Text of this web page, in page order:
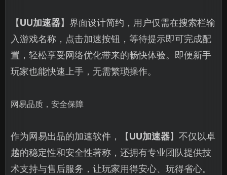
【UU加速器】界面设计简约，用户仅需在搜索栏输
入游戏名称，点击加速按钮，等待提示即可完成配
置，轻松享受网络优化带来的畅快体验。即便新手
玩家也能快速上手，无需繁琐操作。
网易品质，安全保障
作为网易出品的加速软件，【UU加速器】不仅以卓
越的稳定性和安全性著称，还拥有专业团队提供技
术支持与售后服务，让玩家用得安心、玩得省心。